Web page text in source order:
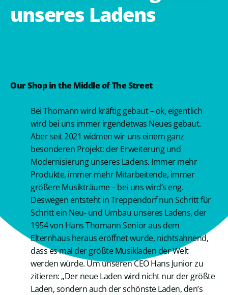
unseres Ladens
Our Shop in the Middle of The Street
Bei Thomann wird kräftig gebaut – ok, eigentlich
wird bei uns immer irgendetwas Neues gebaut.
Aber seit 2021 widmen wir uns einem ganz
besonderen Projekt: der Erweiterung und
Modernisierung unseres Ladens. Immer mehr
Produkte, immer mehr Mitarbeitende, immer
größere Musikträume – bei uns wird’s eng.
Deswegen entsteht in Treppendorf nun Schritt für
Schritt ein Neu- und Umbau unseres Ladens, der
1954 von Hans Thomann Senior aus dem
Elternhaus heraus eröffnet wurde, nichtsahnend,
dass es mal der größte Musikladen der Welt
werden würde. Um unseren CEO Hans Junior zu
zitieren: „Der neue Laden wird nicht nur der größte
Laden, sondern auch der schönste Laden, den’s